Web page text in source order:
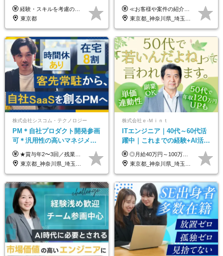
経験・スキルを考慮の上、決定します。 ▼参考情報 ----------------------- ＜想定年収850万円～1,500万円（基礎給与・賞与2回含む）＞ 月給42万円～ ※時間外勤務手当・諸手当等別途 ※試用期間3ヶ月 ※残業手当有り
東京都
SIerへの変革期をリード＆自
社サービス
≪お客様や案件の紹介によりインセンティブを支給！≫ 月給40万円以上＋賞与年2回＋インセンティブ ◎経験やスキルを考慮の上、優遇します ◎上記月給は固定残業代月45時間分(月額9万1040円以上)を含みます。超過した場合は全額追加支給します ◎試用期間3カ月あり(給与や福利厚生等は同じです) ＜年収例＞ 36歳／PL（元SE）／580万円 / 官公庁向けWebシステム開発 ※メンバーから2年でPLへ昇格 41歳／SL／616万円 / メーカー向けWebサイト開発 46歳／PL／742万円 / 金融情報連携システム開発 52歳 / PM / 952万円 / 信販システムの再構築 55歳 / PM / 910万円 / 製造業向け基盤構築開発
東京都_神奈川県_埼玉県_千葉県_大阪府_愛知県_北海道_青森県_岩手県_宮城県_秋田県_山形県_福島県_茨城県_栃木県_群馬県_新潟県_山梨県_長野県_富山県_石川県_福井県_静岡県_岐阜県_三重県_兵庫県_京都府_滋賀県_奈良県_和歌山県_広島県_岡山県_鳥取県_島根県_山口県_徳島県_香川県_愛媛県_高知県_福岡県_熊本県_佐賀県_長崎県_大分県_宮崎県_鹿児島県_沖縄県
株式会社シスコム・テクノロジー
PM＊自社プロダクト開発参画
可＊汎用性の高いマネジメン
トスキル＊年収1000万以上可
★賞与年2〜3回／残業代全額支給／子ども手当（月1万円）／誕生日手当（年1回1万円）★ ＜初年度の想定年収:600万円～800万円＞ 月給50万7000円～70万4000円＋賞与年2回＋決算賞与 ※経験・能力を考慮のうえ決定します。 ※専門性を高めながらチームを牽引する「プロジェクト推進力」を高く評価し、給与へダイレクトに反映します。 ※試用期間6ヶ月（待遇変動なし） 年収800万円以上も⽬指せます。 経験・スキル・前職給与を最大限に考慮し、 ご納得いただける条件を提示します。 【賞与】 年2〜3回支給（7月・12月＋業績により決算賞与） 当社では、目の前の案件による固定報酬だけが評価の全てではありません。 メンバー育成、現場でのポジション拡大、 ナレッジの共有、そして組織づくりへの参画など、 「会社への貢献度（ビジネスプロセス）」 を昇給・賞与へダイレクトに反映しています。 専門性を高める「技術」と、チームを前進させる「プロジェクト推進」。 この両輪を回すことで、確かなスキル成長と年収アップを同時に実現できる環境です。
東京都_神奈川県_埼玉県_千葉県
株式会社ｅ‐Ｍｉｎｔ
ITエンジニア｜40代～60代活
躍中｜これまでの経験+AI活用
でスキルアップを支援｜残業
月10h｜副業OK
◎月給40万円～100万円＋インセンティブ＋各種手当 ・年収120万〜300万円UPの実績も！ ・平均年収UP率は1.1～1.3倍 ・案件単価100%公開 × 単価連動の給与制度 ・能力等を考慮の上、決定いたします ※試用期間6ヵ月あり（待遇の変更はありません） ※固定残業代（月20～30時間・3万円～8万円）を含みます 《具体的には...》 ・案件単価65万円⇒年収約500万円 ・案件単価80万円⇒年収約600万円 ・案件単価120万円⇒年収約900万円 ＼ AIで生産性5倍になり給与UP ／ ◇案件単価100%公開 × 単価連動の給与制度 ◇年収120万〜300万UPの実績あり 「単価が上がれば、その分しっかり報われる」 そんなシンプルで納得できる評価制度です。 ⚫️年収300万円アップの実績も 参画する案件の単価を全て公開。 給与は単価に連動しているため納得感持って働くことが可能です。 過去には転職しただけで300万円以上アップした方もいます。 現場でAIを活用して成果を出して単価アップにつながったケースが多数！ ・AIツール利用料金全額負担 ・資格取得補助 ・月給保証制度 ・各種手当
東京都_神奈川県_埼玉県_千葉県_大阪府_愛知県_北海道_青森県_岩手県_宮城県_秋田県_山形県_福島県_茨城県_栃木県_群馬県_新潟県_山梨県_長野県_富山県_石川県_福井県_静岡県_岐阜県_三重県_兵庫県_京都府_滋賀県_奈良県_和歌山県_広島県_岡山県_鳥取県_島根県_山口県_徳島県_香川県_愛媛県_高知県_福岡県_熊本県_佐賀県_長崎県_大分県_宮崎県_鹿児島県_沖縄県